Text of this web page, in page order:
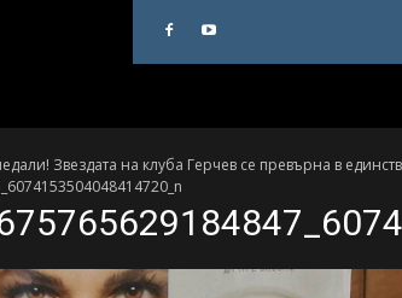
Звездата на клуба Герчев се превърна в